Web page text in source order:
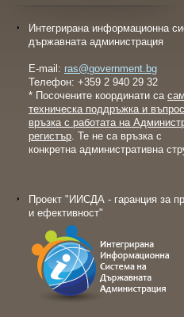
Интегрирана информационна
държавната администрация
E-mail: ras@government.bg
Телефон: +359 2 940 29 32
* Посочените координати са
техническа поддръжка и
връзка с работата на
регистър. Те не са връзка с
конкретна административна
Проект "ИИСДА - гаранция за
и ефективност"